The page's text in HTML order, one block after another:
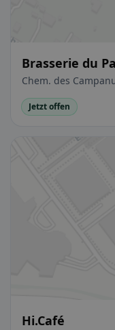
Brasserie du
Chem. des
Jetzt offen
Hi.Café